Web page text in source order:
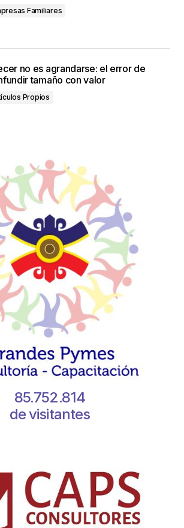
Familiares
no es agrandarse: el error de
tamaño con valor
Propios
85.752.814
de visitantes